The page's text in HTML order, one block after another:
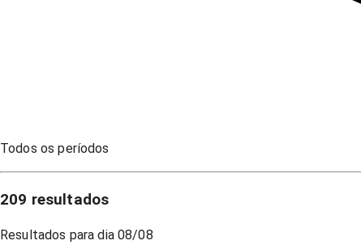
Todos os períodos
209 resultados
Resultados para dia 08/08